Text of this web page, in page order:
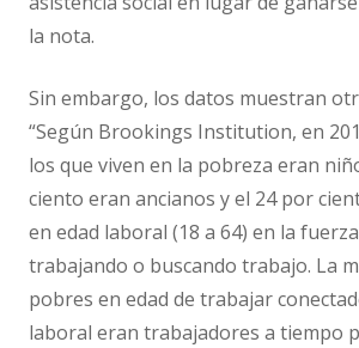
la nota.
Sin embargo, los datos muestran
“Según Brookings Institution, en
los que viven en la pobreza eran
ciento eran ancianos y el 24 por
en edad laboral (18 a 64) en la
trabajando o buscando trabajo. La
pobres en edad de trabajar
laboral eran trabajadores a tiempo